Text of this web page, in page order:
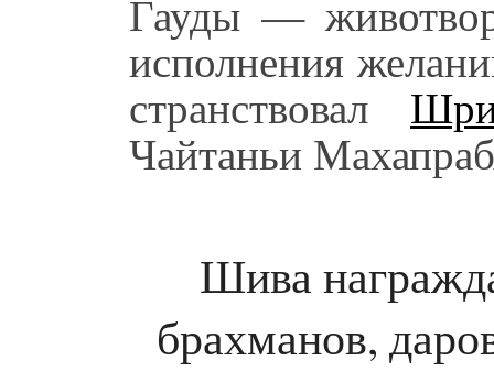
Гауды —
исполнения
странствовал
Чайтаньи
Шива
брахманов,